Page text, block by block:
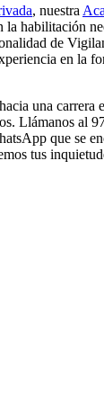
, nuestra
la habilitación
de
en la
una carrera
Llámanos al
que se
tus